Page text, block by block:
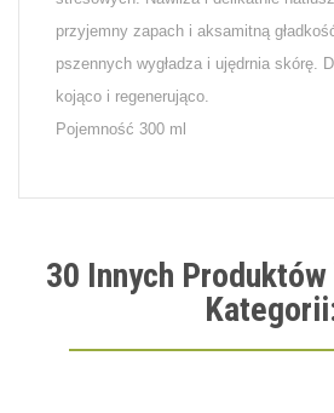
przyjemny zapach i aksamitną
pszennych wygładza i ujędrnia skórę.
kojąco i regenerująco.
Pojemność 300 ml
30 Innych Produktów